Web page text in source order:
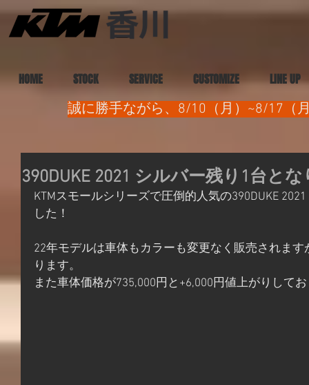
HOME STOCK SERVICE CUSTOMIZE LINE UP
誠に勝手ながら、8/10（月）~8/17（
390DUKE 2021 シルバー残り1台と
KTMスモールシリーズで圧倒的人気の390DUKE
した！
22年モデルは車体もカラーも変更なく販売されま
ります。
また車体価格が735,000円と+6,000円値上がりして